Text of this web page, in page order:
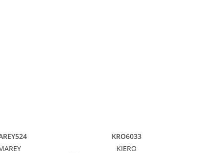
KRO6033
KIERO